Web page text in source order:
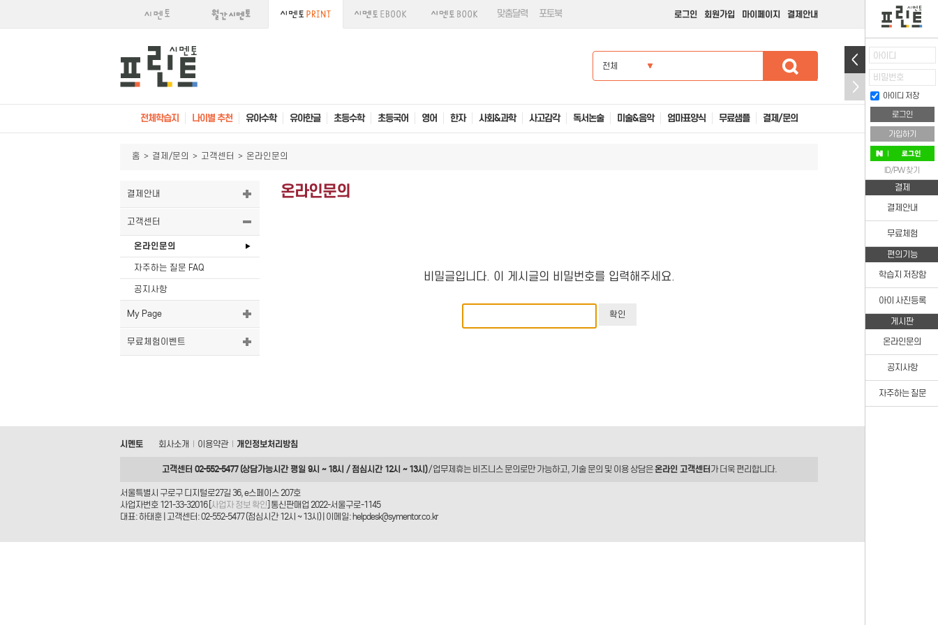
맞춤달력 포토북 로그인 회원가입 마이페이지 결제안내
전체
전체학습지 나이별 추천 유아수학 유아한글 초등수학 초등국어 영어 한자 사회&과학 사고감각 독서논술 미술&음악 엄마표양식 무료샘플 결제/문의
홈 > 결제/문의 > 고객센터 > 온라인문의
결제안내
고객센터
온라인문의
자주하는 질문 FAQ
공지사항
My Page
무료체험이벤트
온라인문의
비밀글입니다. 이 게시글의 비밀번호를 입력해주세요.
시멘토 회사소개 이용약관 개인정보처리방침
고객센터 02-552-5477 (상담가능시간 평일 9시 ~ 18시 / 점심시간 12시 ~ 13시)/ 업무제휴는 비즈니스 문의 로만 가능하고, 기술 문의 및 이용 상담은온라인 고객센터 가 더욱 편리합니다.
서울특별시 구로구 디지털로27길 36, e스페이스 207호
사업자번호 121-33-32016 [ 사업자 정보 확인 ] 통신판매업 2022-서울구로-1145
대표: 하태훈 | 고객센터: 02-552-5477 (점심시간 12시 ~ 13시) | 이메일: helpdesk@symentor.co.kr
아이디
비밀번호
아이디 저장
가입하기
ID/PW 찾기
결제
결제안내
무료체험
편의기능
학습지 저장함
아이 사진등록
게시판
온라인문의
공지사항
자주하는 질문